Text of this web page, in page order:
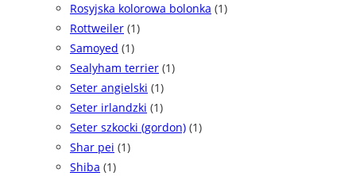
Rosyjska kolorowa bolonka (1)
Rottweiler (1)
Samoyed (1)
Sealyham terrier (1)
Seter angielski (1)
Seter irlandzki (1)
Seter szkocki (gordon) (1)
Shar pei (1)
Shiba (1)